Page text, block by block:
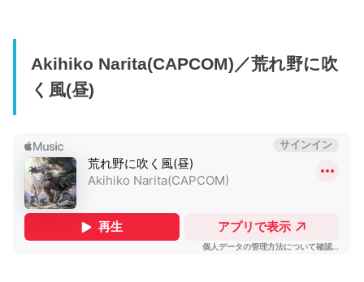
Akihiko Narita(CAPCOM)／荒れ野に吹
く風(昼)